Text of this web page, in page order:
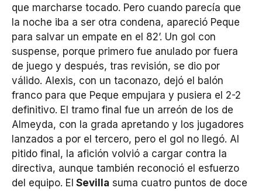
que marcharse tocado. Pero cuando parecía que
la noche iba a ser otra condena, apareció Peque
para salvar un empate en el 82’. Un gol con
suspense, porque primero fue anulado por fuera
de juego y después, tras revisión, se dio por
válido. Alexis, con un taconazo, dejó el balón
franco para que Peque empujara y pusiera el 2-2
definitivo. El tramo final fue un arreón de los de
Almeyda, con la grada apretando y los jugadores
lanzados a por el tercero, pero el gol no llegó. Al
pitido final, la afición volvió a cargar contra la
directiva, aunque también reconoció el esfuerzo
del equipo. El Sevilla suma cuatro puntos de doce